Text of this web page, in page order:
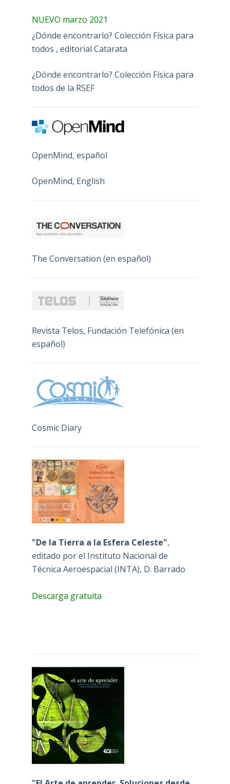
NUEVO marzo 2021
¿Dónde encontrarlo? Colección Física para
todos , editorial Catarata
¿Dónde encontrarlo? Colección Física para
todos de la RSEF
OpenMind, español
OpenMind, English
The Conversation (en español)
Revista Telos, Fundación Telefónica (en
español)
Cosmic Diary
"De la Tierra a la Esfera Celeste",
editado por el Instituto Nacional de
Técnica Aeroespacial (INTA), D. Barrado
Descarga gratuita